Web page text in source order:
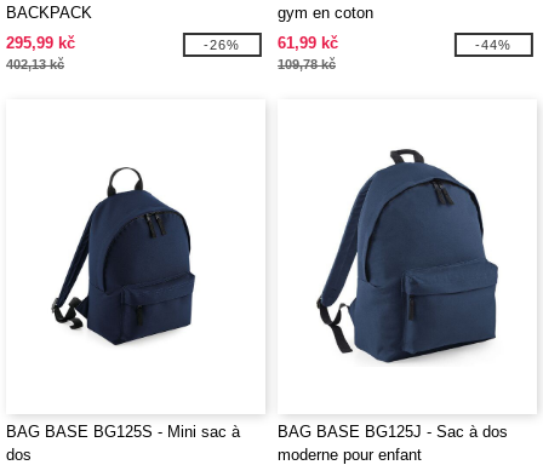
BACKPACK
295,99 kč
402,13 kč
-26%
gym en coton
61,99 kč
109,78 kč
-44%
BAG BASE BG125S - Mini sac à
dos
BAG BASE BG125J - Sac à dos
moderne pour enfant